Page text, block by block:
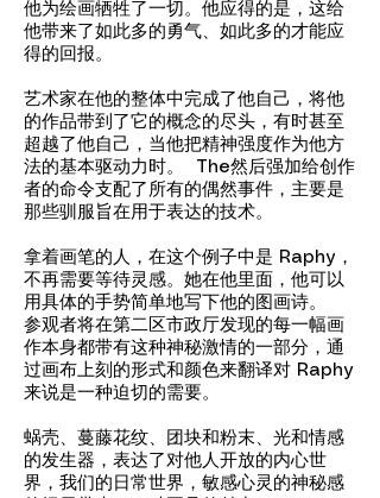
他为绘画牺牲了一切。他应得的是，这给
他带来了如此多的勇气、如此多的才能应
得的回报。
艺术家在他的整体中完成了他自己，将他
的作品带到了它的概念的尽头，有时甚至
超越了他自己，当他把精神强度作为他方
法的基本驱动力时。 The然后强加给创作
者的命令支配了所有的偶然事件，主要是
那些驯服旨在用于表达的技术。
拿着画笔的人，在这个例子中是 Raphy，
不再需要等待灵感。她在他里面，他可以
用具体的手势简单地写下他的图画诗。
参观者将在第二区市政厅发现的每一幅画
作本身都带有这种神秘激情的一部分，通
过画布上刻的形式和颜色来翻译对 Raphy
来说是一种迫切的需要。
蜗壳、蔓藤花纹、团块和粉末、光和情感
的发生器，表达了对他人开放的内心世
界，我们的日常世界，敏感心灵的神秘感